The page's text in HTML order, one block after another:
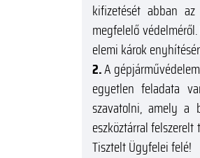
kifizetését abban
megfelelő
elemi károk
2.A
egyetlen feladata
szavatolni, amely a
eszköztárral
Tisztelt Ügyfelei felé!